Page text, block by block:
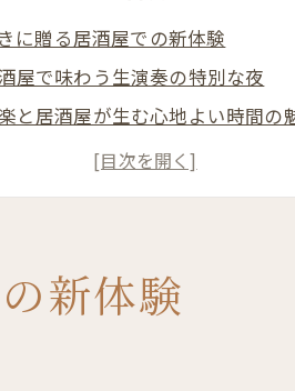
に贈る居酒屋での新体験
屋で味わう生演奏の特別な夜
と居酒屋が生む心地よい時間の
ュージックイベント開催の居酒屋
屋で音楽ジャンルを楽しむコツ
夜を彩るミュージック居酒屋
県の夜に輝く音楽居酒屋の魅力と
新体験